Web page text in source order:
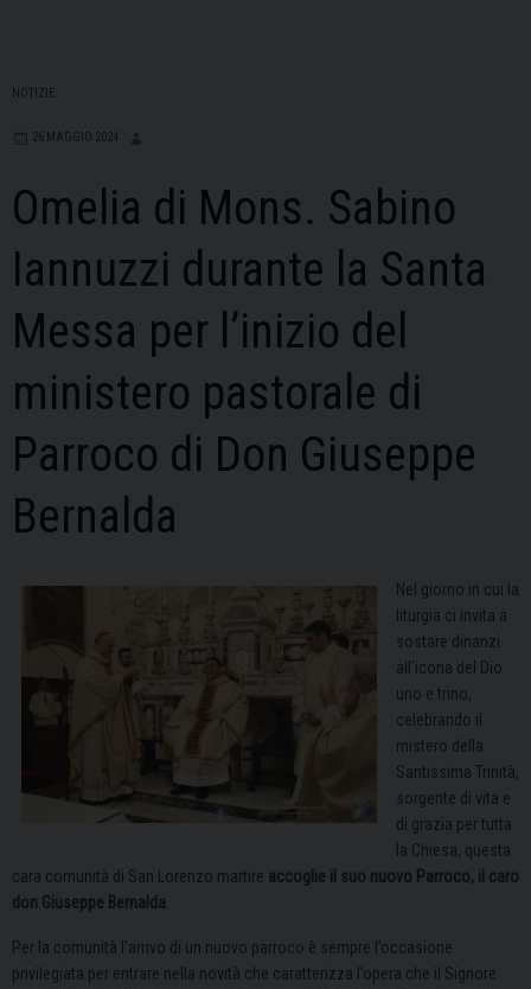
NOTIZIE
26 MAGGIO 2024
Omelia di Mons. Sabino
Iannuzzi durante la Santa
Messa per l’inizio del
ministero pastorale di
Parroco di Don Giuseppe
Bernalda
Nel giorno in cui la
liturgia ci invita a
sostare dinanzi
all’icona del Dio
uno e trino,
celebrando il
mistero della
Santissima Trinità,
sorgente di vita e
di grazia per tutta
la Chiesa, questa
cara comunità di San Lorenzo martire accoglie il suo nuovo Parroco, il caro
don Giuseppe Bernalda.
Per la comunità l’arrivo di un nuovo parroco è sempre l’occasione
privilegiata per entrare nella novità che caratterizza l’opera che il Signore